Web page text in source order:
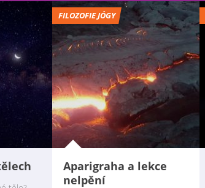
FILOZOFIE JÓGY
Aparigraha a lekce
nelpění